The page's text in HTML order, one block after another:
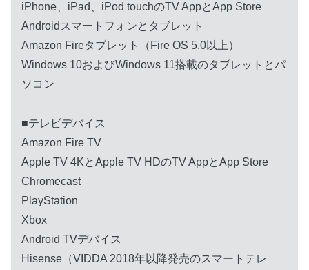
iPhone、iPad、iPod touchのTV AppとApp Store
Androidスマートフォンとタブレット
Amazon Fireタブレット（Fire OS 5.0以上）
Windows 10およびWindows 11搭載のタブレットとパ
ソコン
■テレビデバイス
Amazon Fire TV
Apple TV 4KとApple TV HDのTV AppとApp Store
Chromecast
PlayStation
Xbox
Android TVデバイス
Hisense（VIDDA 2018年以降発売のスマートテレ